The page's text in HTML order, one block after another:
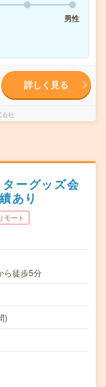
男性
詳しく見る
社
ーグッズ会
あり
モート
ら徒歩5分
)